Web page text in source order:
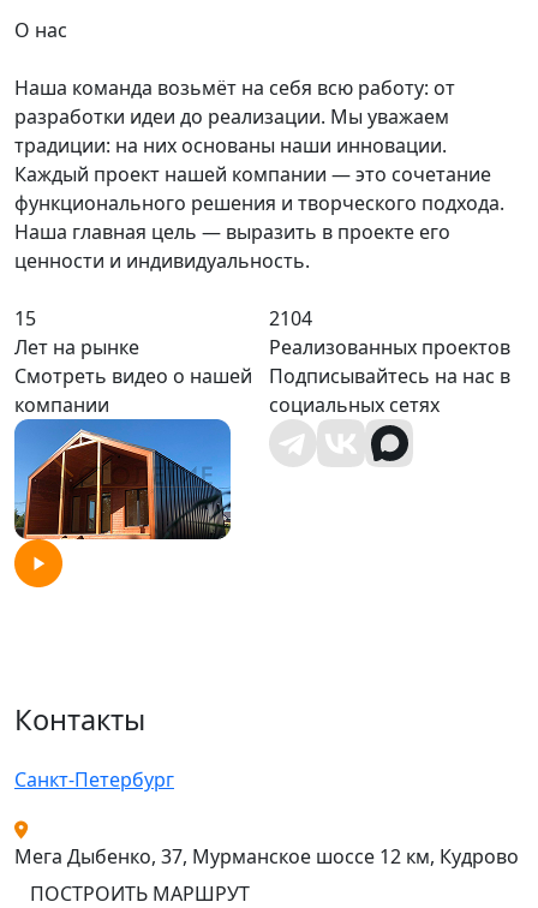
О нас
Наша команда возьмёт на себя всю работу: от
разработки идеи до реализации. Мы уважаем
традиции: на них основаны наши инновации.
Каждый проект нашей компании — это сочетание
функционального решения и творческого подхода.
Наша главная цель — выразить в проекте его
ценности и индивидуальность.
15
Лет на рынке
2104
Реализованных проектов
Смотреть видео о нашей
компании
Подписывайтесь на нас в
социальных сетях
Контакты
Санкт-Петербург
Мега Дыбенко, 37, Мурманское шоссе 12 км, Кудрово
ПОСТРОИТЬ МАРШРУТ